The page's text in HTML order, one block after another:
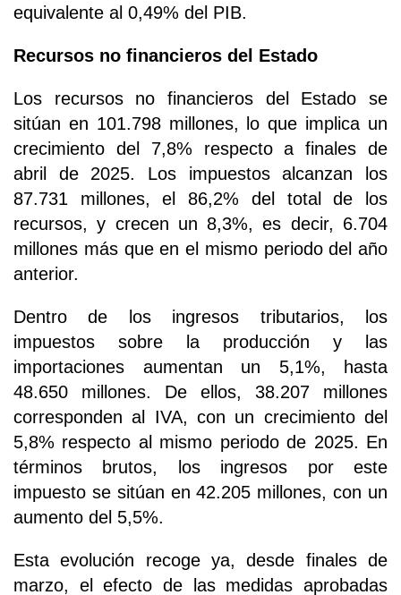
equivalente al 0,49% del PIB.
Recursos no financieros del Estado
Los recursos no financieros del Estado se
sitúan en 101.798 millones, lo que implica un
crecimiento del 7,8% respecto a finales de
abril de 2025. Los impuestos alcanzan los
87.731 millones, el 86,2% del total de los
recursos, y crecen un 8,3%, es decir, 6.704
millones más que en el mismo periodo del año
anterior.
Dentro de los ingresos tributarios, los
impuestos sobre la producción y las
importaciones aumentan un 5,1%, hasta
48.650 millones. De ellos, 38.207 millones
corresponden al IVA, con un crecimiento del
5,8% respecto al mismo periodo de 2025. En
términos brutos, los ingresos por este
impuesto se sitúan en 42.205 millones, con un
aumento del 5,5%.
Esta evolución recoge ya, desde finales de
marzo, el efecto de las medidas aprobadas